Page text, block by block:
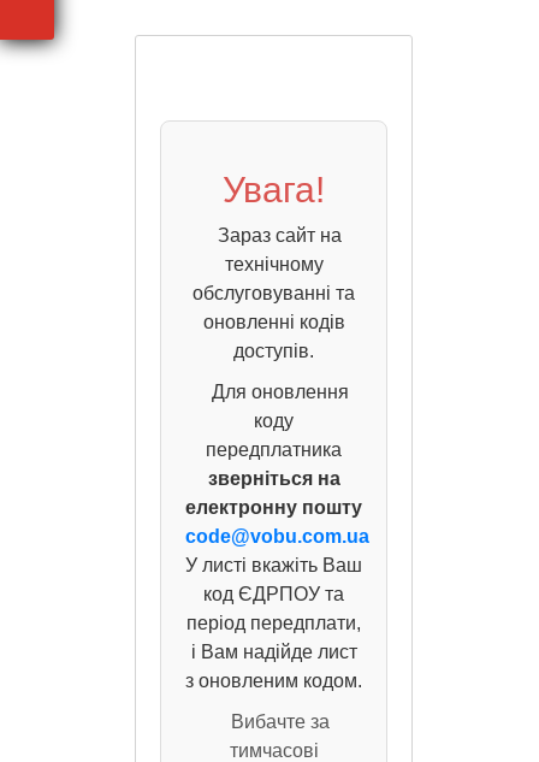
Увага!
Зараз сайт на
технічному
обслуговуванні та
оновленні кодів
доступів.
Для оновлення
коду
передплатника
зверніться на
електронну пошту
code@vobu.com.ua
У листі вкажіть Ваш
код ЄДРПОУ та
період передплати,
і Вам надійде лист
з оновленим кодом.
Вибачте за
тимчасові